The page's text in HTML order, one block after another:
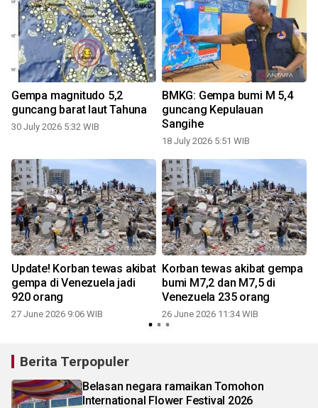
Gempa magnitudo 5,2
guncang barat laut Tahuna
30 July 2026 5:32 WIB
BMKG: Gempa bumi M 5,4
guncang Kepulauan
Sangihe
18 July 2026 5:51 WIB
Update! Korban tewas akibat
gempa di Venezuela jadi
920 orang
27 June 2026 9:06 WIB
Korban tewas akibat gempa
bumi M7,2 dan M7,5 di
Venezuela 235 orang
26 June 2026 11:34 WIB
Berita Terpopuler
Belasan negara ramaikan Tomohon
International Flower Festival 2026